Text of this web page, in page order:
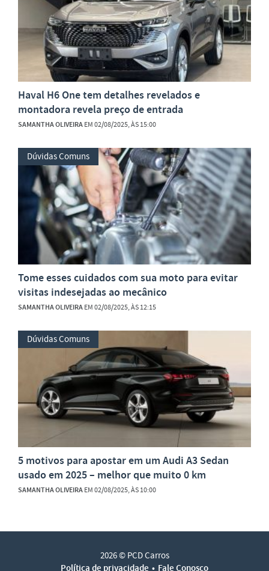
Haval H6 One tem detalhes revelados e
montadora revela preço de entrada
SAMANTHA OLIVEIRAEM 02/08/2025, ÀS 15:00
Dúvidas Comuns
Tome esses cuidados com sua moto para evitar
visitas indesejadas ao mecânico
SAMANTHA OLIVEIRAEM 02/08/2025, ÀS 12:15
Dúvidas Comuns
5 motivos para apostar em um Audi A3 Sedan
usado em 2025 – melhor que muito 0 km
SAMANTHA OLIVEIRAEM 02/08/2025, ÀS 10:00
2026 © PCD Carros
Política de privacidade
Fale Conosco